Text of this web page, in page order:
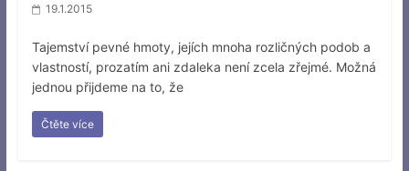
19.1.2015
Tajemství pevné hmoty, jejích mnoha rozličných podob a
vlastností, prozatím ani zdaleka není zcela zřejmé. Možná
jednou přijdeme na to, že
Čtěte více